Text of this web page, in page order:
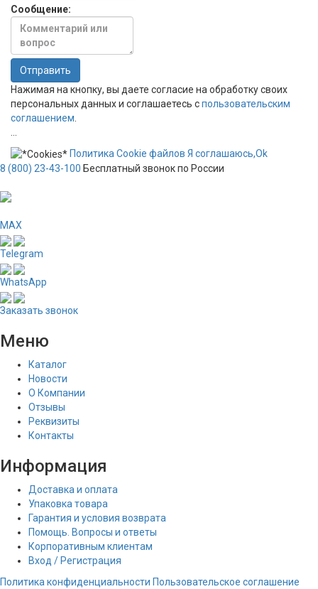
Сообщение:
Отправить
Нажимая на кнопку, вы даете согласие на обработку своих
персональных данных и соглашаетесь спользовательским
соглашением
Политика Сookie файлов Я соглашаюсь,Ok
8 (800) 23-43-100 Бесплатный звонок по России
MAX
Telegram
WhatsApp
Заказать звонок
Меню
Каталог
Новости
О Компании
Отзывы
Реквизиты
Контакты
Информация
Доставка и оплата
Упаковка товара
Гарантия и условия возврата
Помощь. Вопросы и ответы
Корпоративным клиентам
Вход / Регистрация
Политика конфиденциальности Пользовательское соглашение